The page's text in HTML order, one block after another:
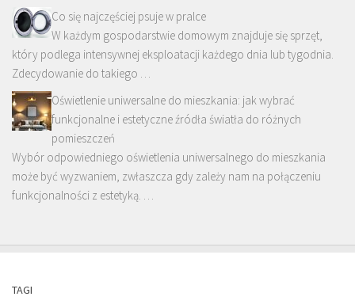
Co się najczęściej psuje w pralce
W każdym gospodarstwie domowym znajduje się sprzęt,
który podlega intensywnej eksploatacji każdego dnia lub tygodnia.
Zdecydowanie do takiego …
Oświetlenie uniwersalne do mieszkania: jak wybrać
funkcjonalne i estetyczne źródła światła do różnych
pomieszczeń
Wybór odpowiedniego oświetlenia uniwersalnego do mieszkania
może być wyzwaniem, zwłaszcza gdy zależy nam na połączeniu
funkcjonalności z estetyką. …
TAGI